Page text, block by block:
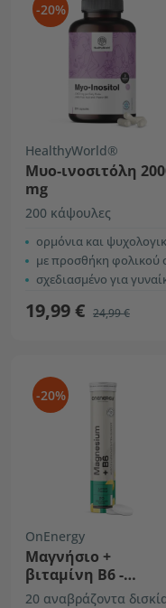
-20%
HealthyWorld®
Mυο-ινοσιτόλη
mg
200 κάψουλες
ορμόνια και ψυχολογική λειτουργία
με προσθήκη φολικού οξέος και βιταμίνης
σχεδιασμένο για
19,99 € 24,99 €
-20%
OnEnergy
Μαγνήσιο +
βιταμίνη Β6 -
αναβράζοντα
20 αναβράζοντα